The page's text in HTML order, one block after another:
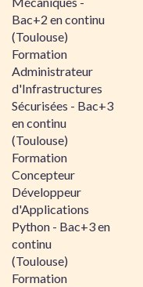
Bac+2 en continu
(Toulouse)
Formation
Administrateur
d'Infrastructures
Sécurisées - Bac+3
en continu
(Toulouse)
Formation
Concepteur
Développeur
d'Applications
Python - Bac+3 en
continu
(Toulouse)
Formation